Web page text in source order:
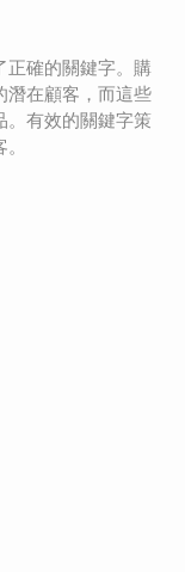
正確的關鍵字。購
潛在顧客，而這些
。有效的關鍵字策